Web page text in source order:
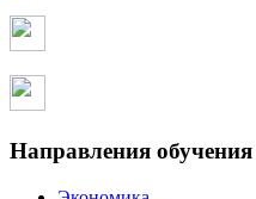
Направления обучения